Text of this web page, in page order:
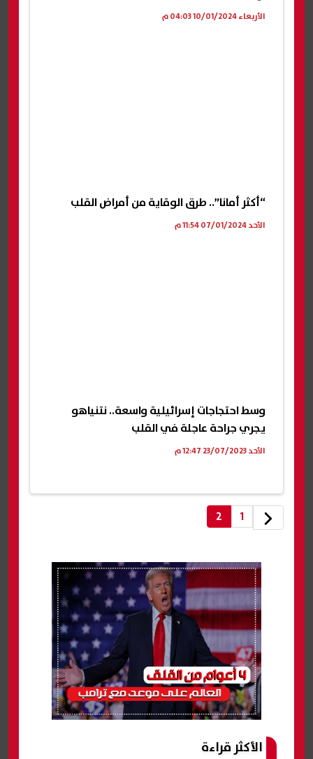
الأربعاء 10/01/2024 04:03 م
“أكثر أمانا”.. طرق الوقاية من أمراض القلب
الأحد 07/01/2024 11:54 م
وسط احتجاجات إسرائيلية واسعة.. نتنياهو
يجري جراحة عاجلة في القلب
الأحد 23/07/2023 12:47 م
1
2
الأكثر قراءة